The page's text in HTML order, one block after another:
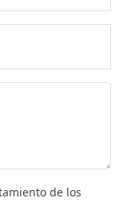
de los